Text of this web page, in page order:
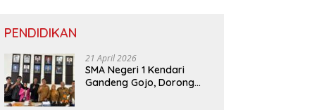
PENDIDIKAN
21 April 2026
SMA Negeri 1 Kendari
Gandeng Gojo, Dorong